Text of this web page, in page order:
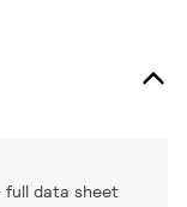
full data sheet